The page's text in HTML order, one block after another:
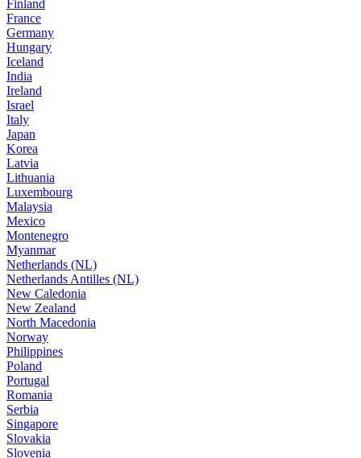
Finland
France
Germany
Hungary
Iceland
India
Ireland
Israel
Italy
Japan
Korea
Latvia
Lithuania
Luxembourg
Malaysia
Mexico
Montenegro
Myanmar
Netherlands (NL)
Netherlands Antilles (NL)
New Caledonia
New Zealand
North Macedonia
Norway
Philippines
Poland
Portugal
Romania
Serbia
Singapore
Slovakia
Slovenia